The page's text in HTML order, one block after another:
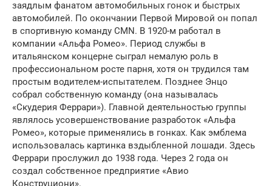
заядлым фанатом автомобильных гонок и быстрых
автомобилей. По окончании Первой Мировой он попал
в спортивную команду CMN. В 1920-м работал в
компании «Альфа Ромео». Период службы в
итальянском концерне сыграл немалую роль в
профессиональном росте парня, хотя он трудился там
простым водителем-испытателем. Позднее Энцо
собрал собственную команду (она называлась
«Скудерия Феррари»). Главной деятельностью группы
являлось усовершенствование разработок «Альфа
Ромео», которые применялись в гонках. Как эмблема
использовалась картинка вздыбленной лошади. Здесь
Феррари прослужил до 1938 года. Через 2 года он
создал собственное предприятие «Авио
Конструциони».